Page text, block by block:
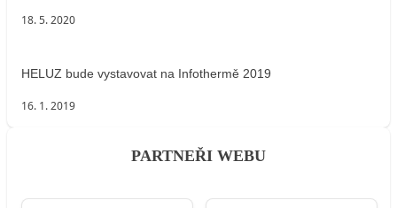
18. 5. 2020
HELUZ bude vystavovat na Infothermě 2019
16. 1. 2019
PARTNEŘI WEBU